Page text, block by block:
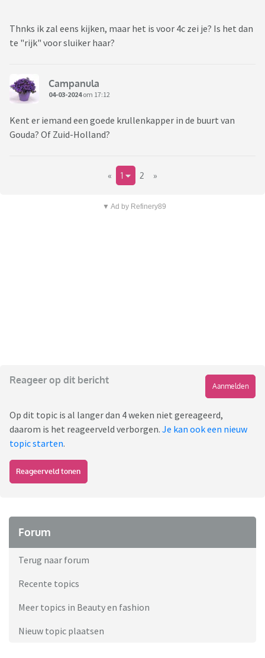
Thnks ik zal eens kijken, maar het is voor 4c zei je? Is het dan
te "rijk" voor sluiker haar?
Campanula
04-03-2024om 17:12
Kent er iemand een goede krullenkapper in de buurt van
Gouda? Of Zuid-Holland?
« 1 2 »
▼ Ad by Refinery89
Reageer op dit bericht
Aanmelden
Op dit topic is al langer dan 4 weken niet gereageerd,
daarom is het reageerveld verborgen. Je kan ook een nieuw
topic starten.
Reageerveld tonen
Forum
Terug naar forum
Recente topics
Meer topics in Beauty en fashion
Nieuw topic plaatsen